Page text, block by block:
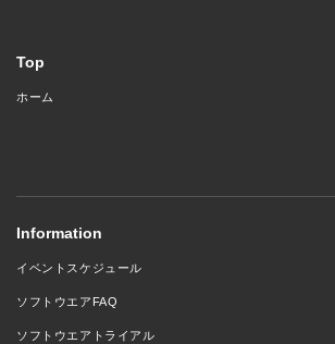
Top
ホーム
Information
イベントスケジュール
ソフトウエアFAQ
ソフトウエアトライアル